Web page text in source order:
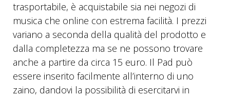
trasportabile, è acquistabile sia nei negozi di
musica che online con estrema facilità. I prezzi
variano a seconda della qualità del prodotto e
dalla completezza ma se ne possono trovare
anche a partire da circa 15 euro. Il Pad può
essere inserito facilmente all’interno di uno
zaino, dandovi la possibilità di esercitarvi in